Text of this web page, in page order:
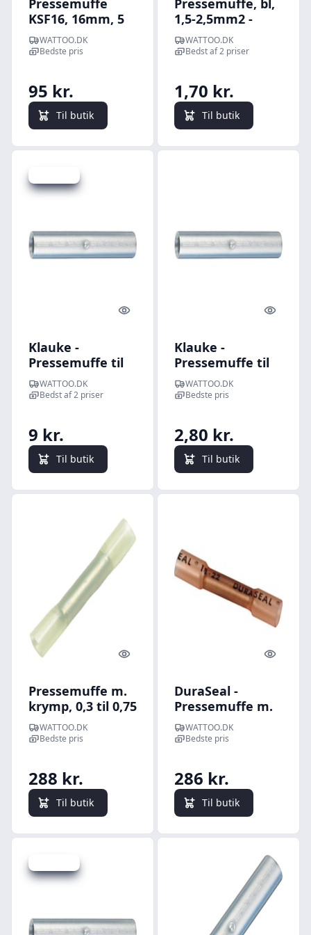
Pressemuffe
KSF16, 16mm, 5
stk.WATTOO.DK
Bedste pris
95 kr.
Til butik
Pressemuffe, bl,
1,5-2,5mm2 -
Cabicon
WATTOO.DK
Bedst af 2 priser
1,70 kr.
Til butik
Quick look
Klauke -
Pressemuffe til
CU 35 mm
(flertrdet), 45
WATTOO.DK
Bedst af 2 priser
9 kr.
Til butik
Quick
Klauke -
Pressemuffe til
CU 6 mm
(flertrdet), 25
WATTOO.DK
Bedste pris
2,80 kr.
Til butik
Quick look
Pressemuffe m.
krymp, 0,3 til 0,75
mm (lysegul) -
100 stk
WATTOO.DK
Bedste pris
288 kr.
Til butik
Quick
DuraSeal -
Pressemuffe m.
krymp, 0,5 til 1,5
mm (rd) - 100 stk
WATTOO.DK
Bedste pris
286 kr.
Til butik